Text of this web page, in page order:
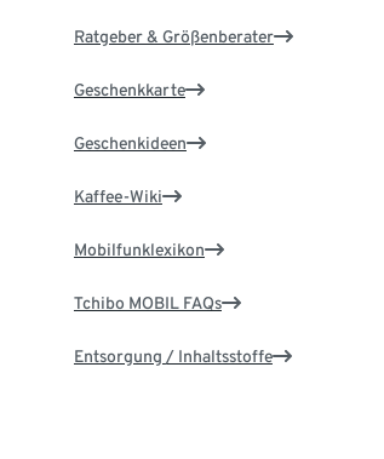
Ratgeber & Größenberater
Geschenkkarte
Geschenkideen
Kaffee-Wiki
Mobilfunklexikon
Tchibo MOBIL FAQs
Entsorgung / Inhaltsstoffe